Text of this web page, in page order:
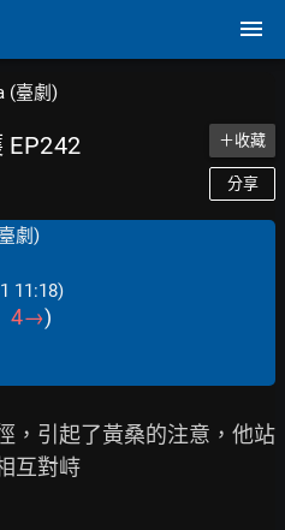
(臺劇)
EP242 ＋收藏
分享
劇)
11:18)
4→)
，引起了黃桑的注意，他站
互對峙